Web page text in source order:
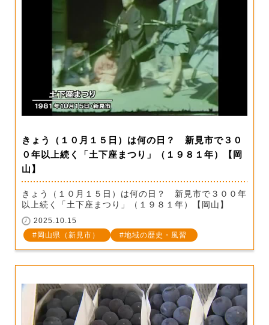
きょう（１０月１５日）は何の日？ 新見市で３０
０年以上続く「土下座まつり」（１９８１年）【岡
山】
きょう（１０月１５日）は何の日？ 新見市で３００年
以上続く「土下座まつり」（１９８１年）【岡山】
2025.10.15
岡山県（新見市）
地域の歴史・風習